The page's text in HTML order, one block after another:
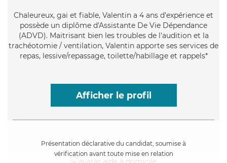
Chaleureux, gai et fiable, Valentin a 4 ans d'expérience et
possède un diplôme d'Assistante De Vie Dépendance
(ADVD). Maitrisant bien les troubles de l'audition et la
trachéotomie / ventilation, Valentin apporte ses services de
repas, lessive/repassage, toilette/habillage et rappels*
Afficher le profil
Présentation déclarative du candidat, soumise à
vérification avant toute mise en relation